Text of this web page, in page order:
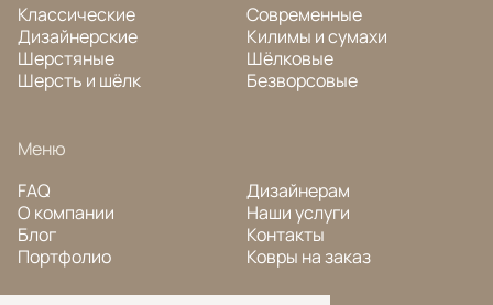
Классические
Дизайнерские
Шерстяные
Шерсть и шёлк
Современные
Килимы и сумахи
Шёлковые
Безворсовые
Меню
FAQ
О компании
Блог
Портфолио
Дизайнерам
Наши услуги
Контакты
Ковры на заказ